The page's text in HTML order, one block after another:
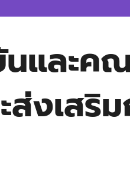
และค
ส่งเส